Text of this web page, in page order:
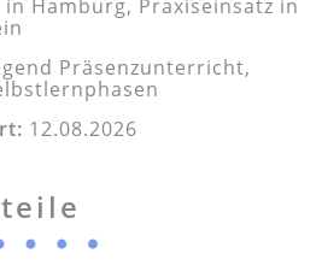
Hamburg, Praxiseinsatz in
Präsenzunterricht,
12.08.2026